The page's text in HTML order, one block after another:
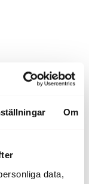
Om
data,